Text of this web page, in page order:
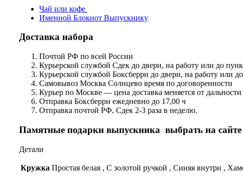
Чай или кофе
Именной Блокнот Выпускнику
Доставка набора
Почтой РФ по всей России
Курьерской службой Сдек до двери, на работу или до
Курьерской службой Боксберри до двери, на работу или
Самовывоз Москва Солнцево время по договоренности
Курьер по Москве — цена доставка меняется от дальности
Отправка Боксберри ежедневно до 17,00 ч
Отправка почтой РФ, Сдек 2-3 раза в неделю.
Памятные подарки выпускника выбрать на
Детали
Кружка Простая белая , С золотой ручкой , Синяя внутри ,